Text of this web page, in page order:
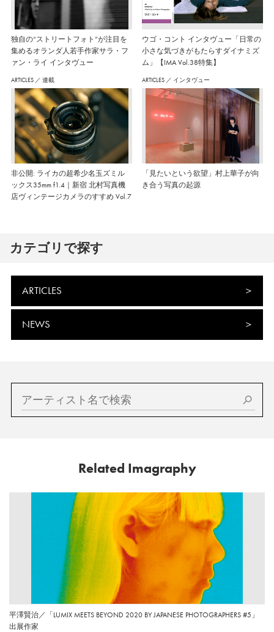
http://www.kenjihirasawa.com
独自の“ストリートフォト”が注目を
集めるオランダ人若手作家サラ・フ
ァン・ライ インタヴュー
ウゴ・コント インタヴュー「日常の
小さな気づきがもたらすダイナミズ
ム」【IMA Vol.38特集】
ARTICLES ／ 連載
非公開: ライカの超希少名玉ズミル
ックス35mm f1.4｜新宿 北村写真機
店ヴィンテージカメラのすすめ Vol.7
ARTICLES ／ インタヴュー
「見たいという欲望」村上華子が向
き合う写真の起源
カテゴリで探す
ARTICLES
NEWS
Related Imagraphy
平澤賢治／「LUMIX MEETS BEYOND 2020 BY JAPANESE PHOTOGRAPHERS #5」
出展作家